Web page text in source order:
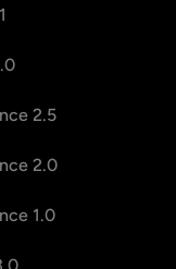
2.5
2.0
1.0